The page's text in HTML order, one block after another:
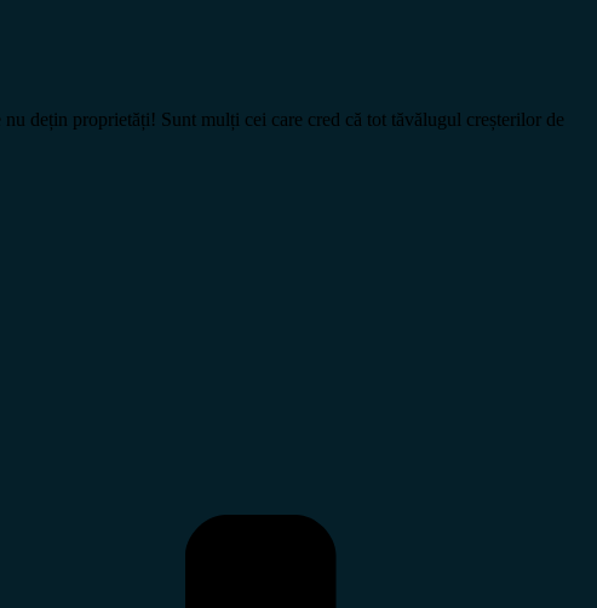
proprietăți! Sunt mulți cei care cred că tot tăvălugul creșterilor de